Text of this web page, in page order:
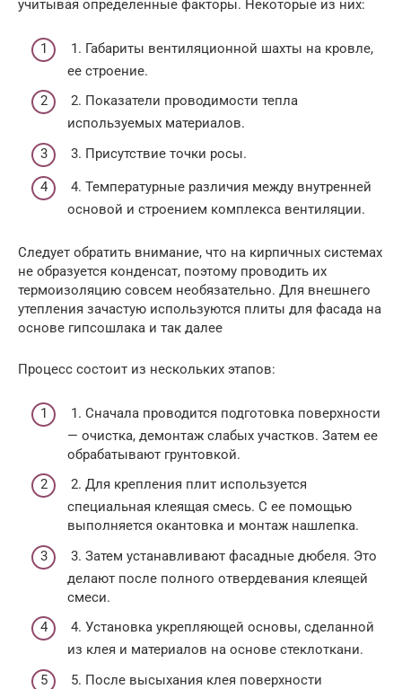
учитывая определенные факторы. Некоторые из них:
1. Габариты вентиляционной шахты на кровле,
ее строение.
2. Показатели проводимости тепла
используемых материалов.
3. Присутствие точки росы.
4. Температурные различия между внутренней
основой и строением комплекса вентиляции.
Следует обратить внимание, что на кирпичных системах
не образуется конденсат, поэтому проводить их
термоизоляцию совсем необязательно. Для внешнего
утепления зачастую используются плиты для фасада на
основе гипсошлака и так далее
Процесс состоит из нескольких этапов:
1. Сначала проводится подготовка поверхности
— очистка, демонтаж слабых участков. Затем ее
обрабатывают грунтовкой.
2. Для крепления плит используется
специальная клеящая смесь. С ее помощью
выполняется окантовка и монтаж нашлепка.
3. Затем устанавливают фасадные дюбеля. Это
делают после полного отвердевания клеящей
смеси.
4. Установка укрепляющей основы, сделанной
из клея и материалов на основе стеклоткани.
5. После высыхания клея поверхности